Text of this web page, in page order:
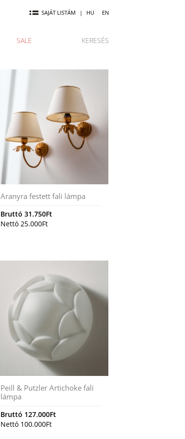
SAJÁT LISTÁM | HU EN
SALE KERESÉS
Aranyra festett fali lámpa
Bruttó31.750Ft
Nettó25.000Ft
Peill & Putzler Artichoke fali
lámpa
Bruttó 127.000Ft
Nettó 100.000Ft